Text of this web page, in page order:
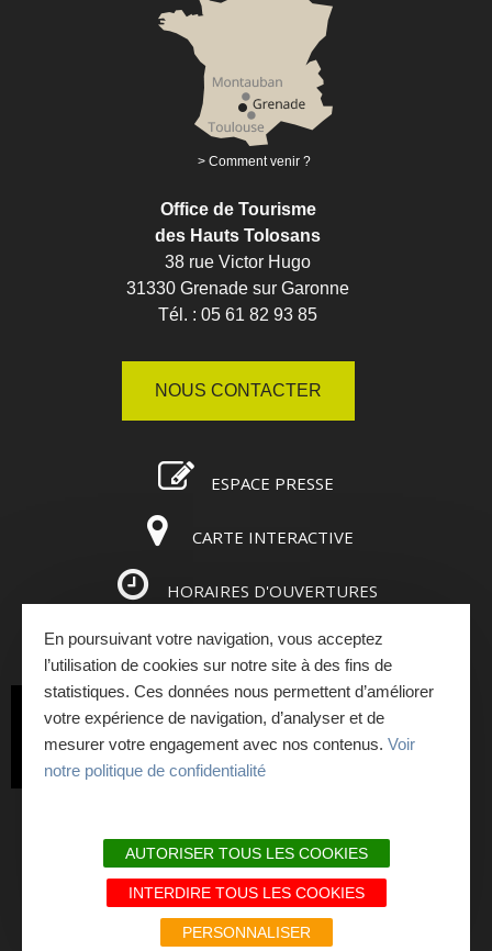
Comment venir ?
Office de Tourisme
des Hauts Tolosans
38 rue Victor Hugo
31330 Grenade sur Garonne
Tél. : 05 61 82 93 85
NOUS CONTACTER
ESPACE PRESSE
CARTE INTERACTIVE
HORAIRES D'OUVERTURES
ESPACE PRO
INSCRIVEZ-VOUS
À LA NEWSLETTER
PLAN DU SITE
MENTIONS LÉGALES ET RGPD
NOS ENGAGEMENTS QUALITÉ
LIENS PARTENAIRES
En poursuivant votre navigation, vous acceptez
l’utilisation de cookies sur notre site à des fins de
statistiques. Ces données nous permettent d’améliorer
votre expérience de navigation, d’analyser et de
mesurer votre engagement avec nos contenus. Voir
notre politique de confidentialité
AUTORISER TOUS LES COOKIES
INTERDIRE TOUS LES COOKIES
PERSONNALISER